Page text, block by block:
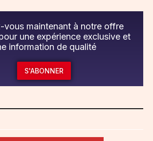
vous maintenant à notre offre
une expérience exclusive et
information de qualité
S'ABONNER